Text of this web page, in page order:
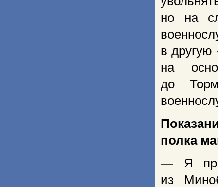
но на
в другую
на
до
полка
— Я
из